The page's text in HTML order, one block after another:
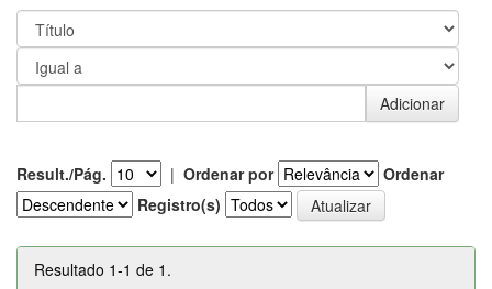
Result./Pág. | Ordenar por
Ordenar
Registro(s)
Resultado 1-1 de 1.